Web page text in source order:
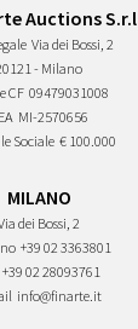
Auctions S.r.l
Via dei Bossi, 2
- Milano
CF 09479031008
MI-2570656
Sociale € 100.000
MILANO
dei Bossi, 2
+39 02 3363801
+39 02 28093761
info@finarte.it